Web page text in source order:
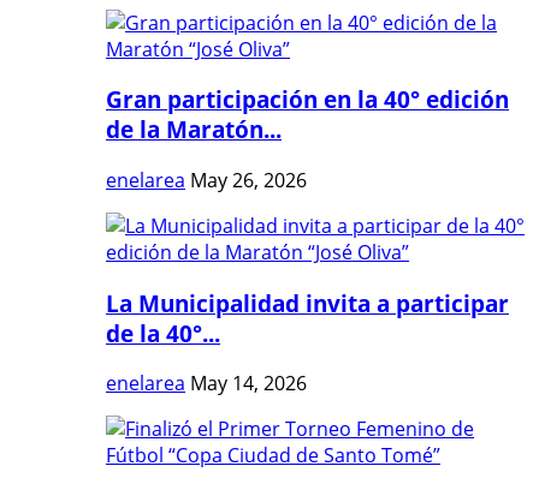
Gran participación en la 40° edición
de la Maratón...
enelarea May 26, 2026
La Municipalidad invita a participar
de la 40°...
enelarea May 14, 2026